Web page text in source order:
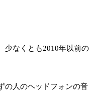
少なくとも2010年以前の
の人のヘッドフォンの音